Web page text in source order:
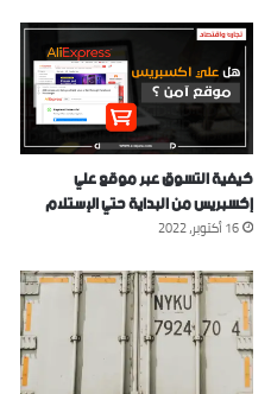
كيفية التسوق عبر موقع علي
إكسبريس من البداية حتي الإستلام
16 أكتوبر، 2022